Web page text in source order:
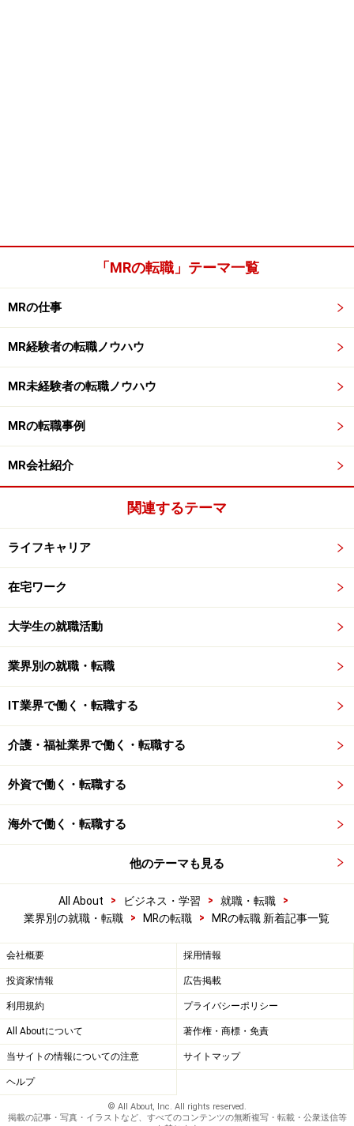
「MRの転職」テーマ一覧
MRの仕事
MR経験者の転職ノウハウ
MR未経験者の転職ノウハウ
MRの転職事例
MR会社紹介
関連するテーマ
ライフキャリア
在宅ワーク
大学生の就職活動
業界別の就職・転職
IT業界で働く・転職する
介護・福祉業界で働く・転職する
外資で働く・転職する
海外で働く・転職する
他のテーマも見る
All About > ビジネス・学習 > 就職・転職
>
業界別の就職・転職
> MRの転職 > MRの転職 新着記事一覧
会社概要 採用情報
投資家情報 広告掲載
利用規約 プライバシーポリシー
All Aboutについて 著作権・商標・免責
当サイトの情報についての注意 サイトマップ
ヘルプ
© All About, Inc. All rights reserved.
掲載の記事・写真・イラストなど、すべてのコンテンツの無断複写・転載・公衆送信等